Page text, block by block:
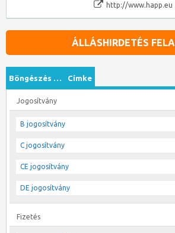
http://www.happ.eu
ÁLLÁSHIRDETÉS
Böngészés … Címke
Jogosítvány
B jogosítvány
C jogosítvány
CE jogosítvány
DE jogosítvány
Fizetés